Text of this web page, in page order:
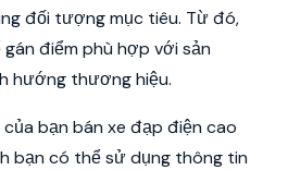
đối tượng mục tiêu. Từ đó,
điểm phù hợp với sản
hướng thương hiệu.
bạn bán xe đạp điện cao
bạn có thể sử dụng thông tin